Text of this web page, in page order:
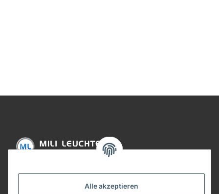
Alle akzeptieren